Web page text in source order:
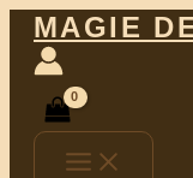
Zum
Inhalt
springen
MAGIE
Main
Menu